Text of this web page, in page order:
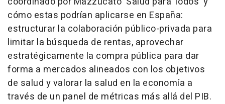
cómo estas podrían aplicarse en España:
estructurar la colaboración público-privada para
limitar la búsqueda de rentas, aprovechar
estratégicamente la compra pública para dar
forma a mercados alineados con los objetivos
de salud y valorar la salud en la economía a
través de un panel de métricas más allá del PIB.